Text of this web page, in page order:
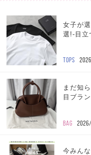
女子が
選!-目立
TOPS
まだ知
目ブラ
BAG
今みん